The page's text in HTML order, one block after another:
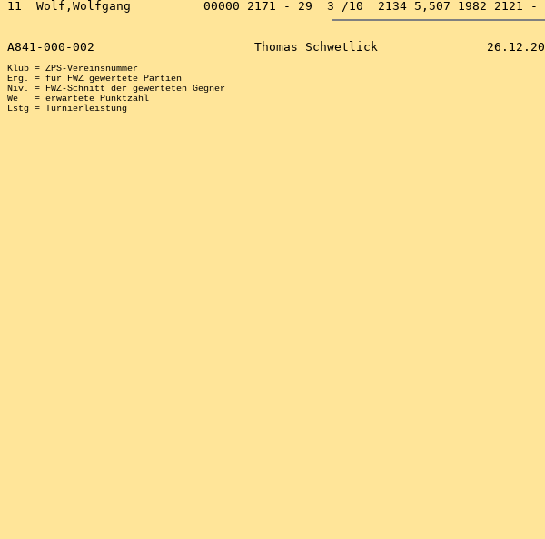
Klub = ZPS-Vereinsnummer
Erg. = für FWZ gewertete Partien
Niv. = FWZ-Schnitt der gewerteten Gegner
We   = erwartete Punktzahl